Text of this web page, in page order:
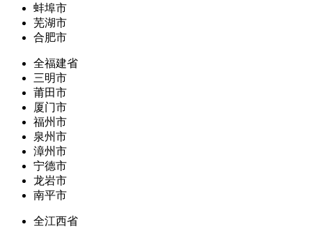
蚌埠市
芜湖市
合肥市
全福建省
三明市
莆田市
厦门市
福州市
泉州市
漳州市
宁德市
龙岩市
南平市
全江西省